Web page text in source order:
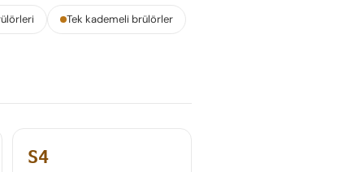
Tek kademeli brülörler
S4